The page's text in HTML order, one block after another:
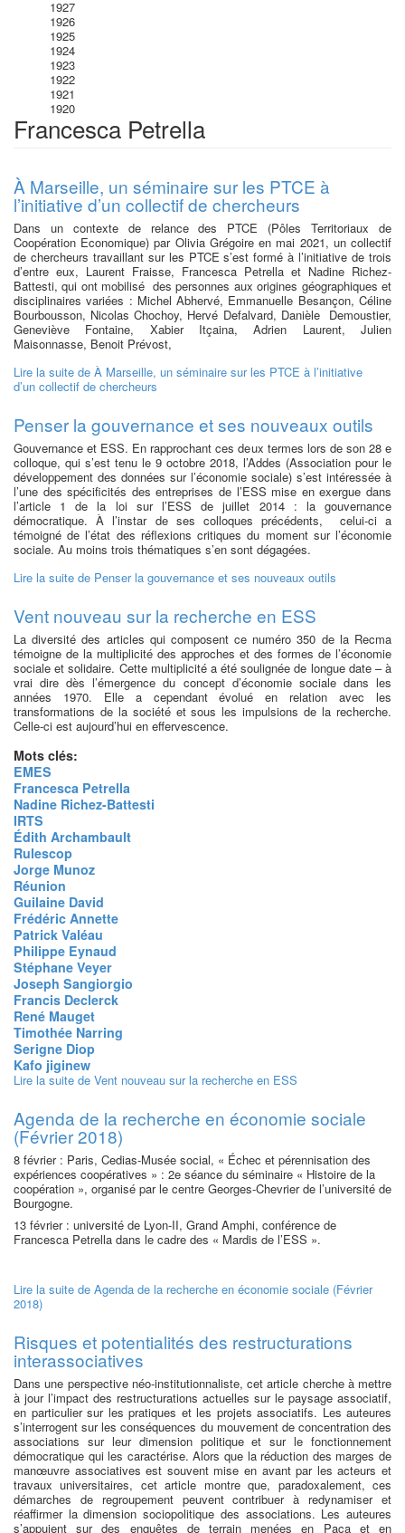
1927
1926
1925
1924
1923
1922
1921
1920
Francesca Petrella
À Marseille, un séminaire sur les PTCE à
l’initiative d’un collectif de chercheurs
Dans un contexte de relance des PTCE (Pôles Territoriaux de
Coopération Economique) par Olivia Grégoire en mai 2021, un collectif
de chercheurs travaillant sur les PTCE s’est formé à l’initiative de trois
d’entre eux, Laurent Fraisse, Francesca Petrella et Nadine Richez-
Battesti, qui ont mobilisé des personnes aux origines géographiques et
disciplinaires variées : Michel Abhervé, Emmanuelle Besançon, Céline
Bourbousson, Nicolas Chochoy, Hervé Defalvard, Danièle Demoustier,
Geneviève Fontaine, Xabier Itçaina, Adrien Laurent, Julien
Maisonnasse, Benoit Prévost,
Lire la suite de À Marseille, un séminaire sur les PTCE à l’initiative
d’un collectif de chercheurs
Penser la gouvernance et ses nouveaux outils
Gouvernance et ESS. En rapprochant ces deux termes lors de son 28 e
colloque, qui s’est tenu le 9 octobre 2018, l’Addes (Association pour le
développement des données sur l’économie sociale) s’est intéressée à
l’une des spécificités des entreprises de l’ESS mise en exergue dans
l’article 1 de la loi sur l’ESS de juillet 2014 : la gouvernance
démocratique. À l’instar de ses colloques précédents, celui-ci a
témoigné de l’état des réflexions critiques du moment sur l’économie
sociale. Au moins trois thématiques s’en sont dégagées.
Lire la suite de Penser la gouvernance et ses nouveaux outils
Vent nouveau sur la recherche en ESS
La diversité des articles qui composent ce numéro 350 de la Recma
témoigne de la multiplicité des approches et des formes de l’économie
sociale et solidaire. Cette multiplicité a été soulignée de longue date – à
vrai dire dès l’émergence du concept d’économie sociale dans les
années 1970. Elle a cependant évolué en relation avec les
transformations de la société et sous les impulsions de la recherche.
Celle-ci est aujourd’hui en effervescence.
Mots clés:
EMES
Francesca Petrella
Nadine Richez-Battesti
IRTS
Édith Archambault
Rulescop
Jorge Munoz
Réunion
Guilaine David
Frédéric Annette
Patrick Valéau
Philippe Eynaud
Stéphane Veyer
Joseph Sangiorgio
Francis Declerck
René Mauget
Timothée Narring
Serigne Diop
Kafo jiginew
Lire la suite de Vent nouveau sur la recherche en ESS
Agenda de la recherche en économie sociale
(Février 2018)
8 février : Paris, Cedias-Musée social, « Échec et pérennisation des
expériences coopératives » : 2e séance du séminaire « Histoire de la
coopération », organisé par le centre Georges-Chevrier de l’université de
Bourgogne.
13 février : université de Lyon-II, Grand Amphi, conférence de
Francesca Petrella dans le cadre des « Mardis de l’ESS ».
Lire la suite de Agenda de la recherche en économie sociale (Février
2018)
Risques et potentialités des restructurations
interassociatives
Dans une perspective néo-institutionnaliste, cet article cherche à mettre
à jour l’impact des restructurations actuelles sur le paysage associatif,
en particulier sur les pratiques et les projets associatifs. Les auteures
s’interrogent sur les conséquences du mouvement de concentration des
associations sur leur dimension politique et sur le fonctionnement
démocratique qui les caractérise. Alors que la réduction des marges de
manœuvre associatives est souvent mise en avant par les acteurs et
travaux universitaires, cet article montre que, paradoxalement, ces
démarches de regroupement peuvent contribuer à redynamiser et
réaffirmer la dimension sociopolitique des associations. Les auteures
s’appuient sur des enquêtes de terrain menées en Paca et en